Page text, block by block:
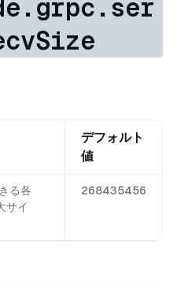
デフォルト
値
る各
サイ
268435456